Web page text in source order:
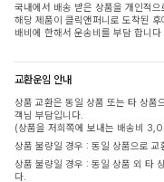
국내에서 배송 받은 상품을 개인적
해당 제품이 클릭앤퍼니로 도착된
배비에 한해서 운송비를 부담 합니다
교환운임 안내
상품 교환은 동일 상품 또는 타 상
객님 부담입니다.
(상품을 저희쪽에 보내는 배송비
상품 불량일 경우 : 동일 상품으로
상품 불량일 경우 : 동일 상품 외 타
다.